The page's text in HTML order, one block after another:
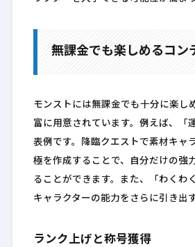
無課金でも楽しめるコン
モンストには無課金でも十分に楽し
富に用意されています。例えば、「
表例です。降臨クエストで素材キャ
極を作成することで、自分だけの強
ることができます。また、「わくわ
キャラクターの能力をさらに引き出
ランク上げと称号獲得